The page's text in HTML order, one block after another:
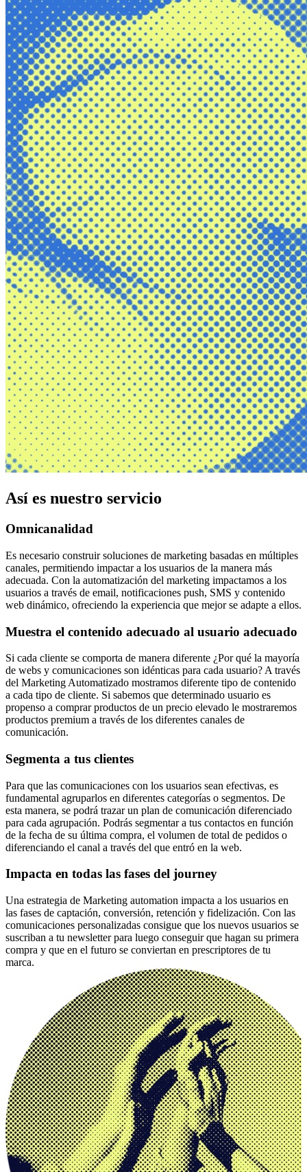
Así es nuestro servicio
Omnicanalidad
Es necesario construir soluciones de marketing basadas en múltiples
canales, permitiendo impactar a los usuarios de la manera más
adecuada. Con la automatización del marketing impactamos a los
usuarios a través de email, notificaciones push, SMS y contenido
web dinámico, ofreciendo la experiencia que mejor se adapte a ellos.
Muestra el contenido adecuado al usuario adecuado
Si cada cliente se comporta de manera diferente ¿Por qué la mayoría
de webs y comunicaciones son idénticas para cada usuario? A través
del Marketing Automatizado mostramos diferente tipo de contenido
a cada tipo de cliente. Si sabemos que determinado usuario es
propenso a comprar productos de un precio elevado le mostraremos
productos premium a través de los diferentes canales de
comunicación.
Segmenta a tus clientes
Para que las comunicaciones con los usuarios sean efectivas, es
fundamental agruparlos en diferentes categorías o segmentos. De
esta manera, se podrá trazar un plan de comunicación diferenciado
para cada agrupación. Podrás segmentar a tus contactos en función
de la fecha de su última compra, el volumen de total de pedidos o
diferenciando el canal a través del que entró en la web.
Impacta en todas las fases del journey
Una estrategia de Marketing automation impacta a los usuarios en
las fases de captación, conversión, retención y fidelización. Con las
comunicaciones personalizadas consigue que los nuevos usuarios se
suscriban a tu newsletter para luego conseguir que hagan su primera
compra y que en el futuro se conviertan en prescriptores de tu
marca.